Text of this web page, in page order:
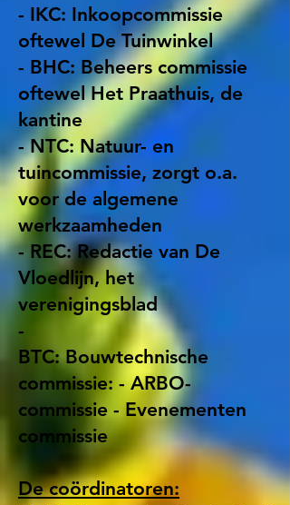
- IKC: Inkoopcommissie
oftewel De Tuinwinkel
- BHC: Beheers commissie
oftewel Het Praathuis, de
kantine
- NTC: Natuur- en
tuincommissie, zorgt o.a.
voor de algemene
werkzaamheden
- REC: Redactie van De
Vloedlijn, het
verenigingsblad
-
BTC: Bouwtechnische
commissie: - ARBO-
commissie - Evenementen
commissie
De coördinatoren: